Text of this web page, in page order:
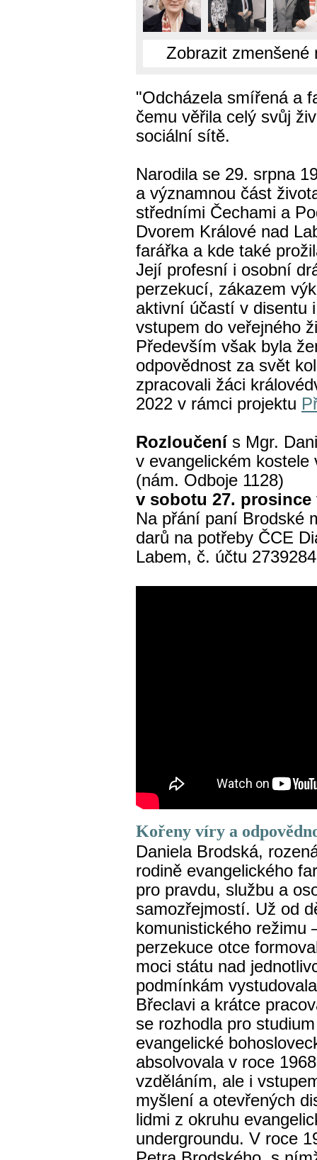
Zobrazit zmenšené
"Odcházela smířená a
čemu věřila celý svůj
sociální sítě.
Narodila se 29. srpna
a významnou část
středními Čechami a
Dvorem Králové nad
farářka a kde také
Její profesní i osobní
perzekucí, zákazem
aktivní účastí v disentu
vstupem do veřejného
Především však byla
odpovědnost za svět
zpracovali žáci
2022 v rámci projektu
Rozloučení s Mgr.
v evangelickém kostele
(nám. Odboje 1128)
v sobotu 27. prosince
Na přání paní Brodské
darů na potřeby ČCE
Labem, č. účtu
Kořeny víry a
Daniela Brodská,
rodině evangelického
pro pravdu, službu a
samozřejmostí. Už od
komunistického režimu
perzekuce otce
moci státu nad
podmínkám
Břeclavi a krátce
se rozhodla pro
evangelické
absolvovala v roce
vzděláním, ale i
myšlení a otevřených
lidmi z okruhu
undergroundu. V roce